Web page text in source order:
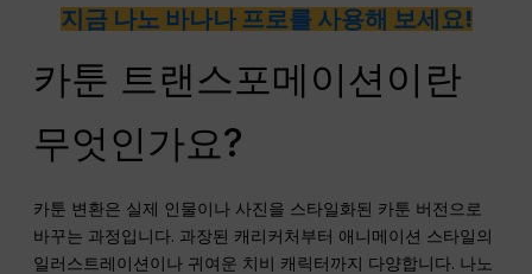
지금 나노 바나나 프로를 사용해 보세요!
카툰 트랜스포메이션이란
무엇인가요?
카툰 변환은 실제 인물이나 사진을 스타일화된 카툰 버전으로
바꾸는 과정입니다. 과장된 캐리커처부터 애니메이션 스타일의
일러스트레이션이나 귀여운 치비 캐릭터까지 다양합니다. 나노